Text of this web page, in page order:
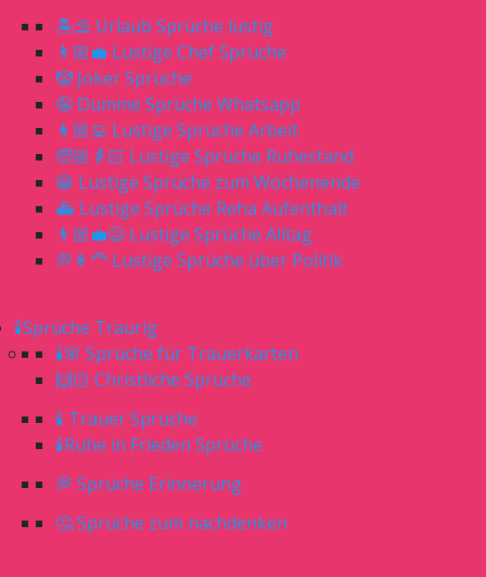
🏝⛱ Urlaub Sprüche lustig
👨🏼‍💼 Lustige Chef Sprüche
🤡 Joker Sprüche
🤪 Dumme Sprüche Whatsapp
👩🏼‍💻 Lustige Sprüche Arbeit
🧓🏼👵🏻 Lustige Sprüche Ruhestand
😁 Lustige Sprüche zum Wochenende
🚑 Lustige Sprüche Reha Aufenthalt
👨🏼‍💼😆 Lustige Sprüche Alltag
💭👩‍🦰 Lustige Sprüche über Politik
🕯Sprüche Traurig
🕯🌸 Sprüche für Trauerkarten
🙌🏻 Christliche Sprüche
🕯 Trauer Sprüche
🕯Ruhe in Frieden Sprüche
💭 Sprüche Erinnerung
🤔 Sprüche zum nachdenken